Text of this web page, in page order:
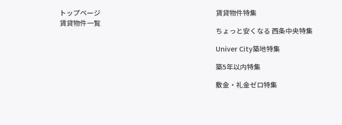
トップページ
賃貸物件一覧
賃貸物件特集
ちょっと安くなる 西条中央特集
Univer City築地特集
築5年以内特集
敷金・礼金ゼロ特集